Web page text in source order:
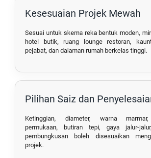
Kesesuaian Projek Mewah
Sesuai untuk skema reka bentuk moden,
hotel butik, ruang lounge restoran,
pejabat, dan dalaman rumah berkelas tinggi.
Pilihan Saiz dan
Ketinggian, diameter, warna marmar,
permukaan, butiran tepi, gaya jalur-
pembungkusan boleh disesuaikan
projek.